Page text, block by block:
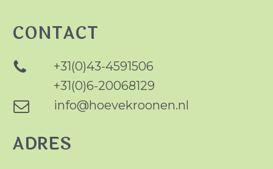
CONTACT
+31(0)43-4591506
+31(0)6-20068129
info@hoevekroonen.nl
ADRES